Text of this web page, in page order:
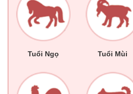
Tuổi Ngọ Tuổi Mùi